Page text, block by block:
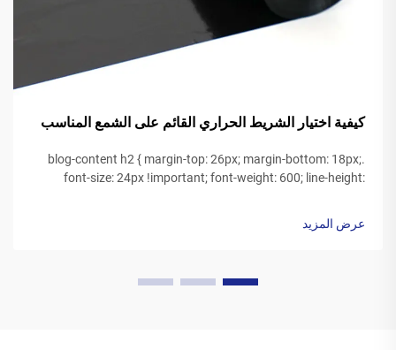
كيفية اختيار الشريط الحراري القائم على الشمع المناسب
.blog-content h2 { margin-top: 26px; margin-bottom: 18px;
font-size: 24px !important; font-weight: 600; line-height:
عرض المزيد